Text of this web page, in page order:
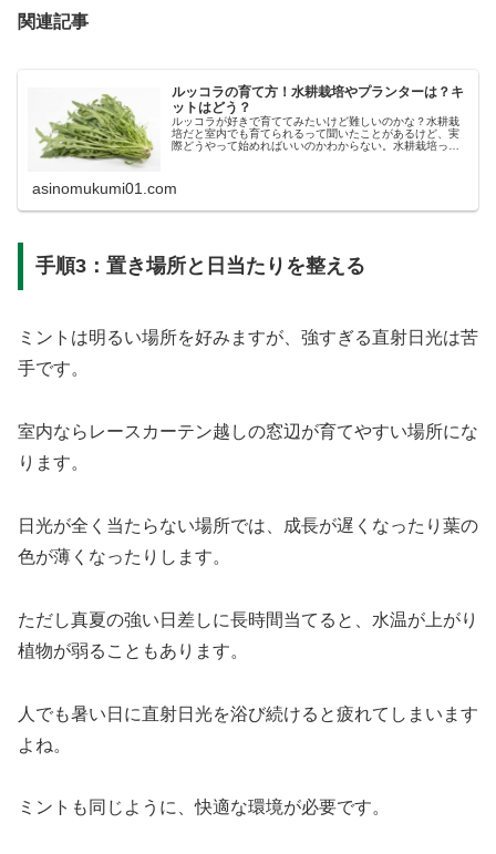
関連記事
ルッコラの育て方！水耕栽培やプランターは？キ
ットはどう？
ルッコラが好きで育ててみたいけど難しいのかな？水耕栽
培だと室内でも育てられるって聞いたことがあるけど、実
際どうやって始めればいいのかわからない。水耕栽培って
asinomukumi01.com
手順3：置き場所と日当たりを整える
ミントは明るい場所を好みますが、強すぎる直射日光は苦
手です。
室内ならレースカーテン越しの窓辺が育てやすい場所にな
ります。
日光が全く当たらない場所では、成長が遅くなったり葉の
色が薄くなったりします。
ただし真夏の強い日差しに長時間当てると、水温が上がり
植物が弱ることもあります。
人でも暑い日に直射日光を浴び続けると疲れてしまいます
よね。
ミントも同じように、快適な環境が必要です。